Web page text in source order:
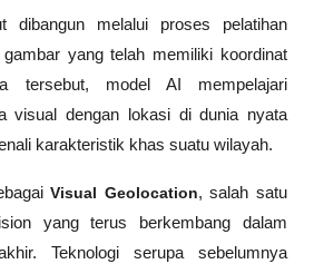
dibangun melalui proses pelatihan
yang telah memiliki koordinat
tersebut, model AI mempelajari
visual dengan lokasi di dunia nyata
karakteristik khas suatu wilayah.
Visual Geolocation, salah satu
yang terus berkembang dalam
Teknologi serupa sebelumnya